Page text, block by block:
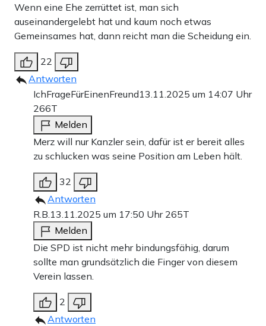
Wenn eine Ehe zerrüttet ist, man sich
auseinandergelebt hat und kaum noch etwas
Gemeinsames hat, dann reicht man die Scheidung ein.
22
Antworten
IchFrageFürEinenFreund13.11.2025 um 14:07 Uhr
266T
Melden
Merz will nur Kanzler sein, dafür ist er bereit alles
zu schlucken was seine Position am Leben hält.
32
Antworten
R.B.13.11.2025 um 17:50 Uhr 265T
Melden
Die SPD ist nicht mehr bindungsfähig, darum
sollte man grundsätzlich die Finger von diesem
Verein lassen.
2
Antworten